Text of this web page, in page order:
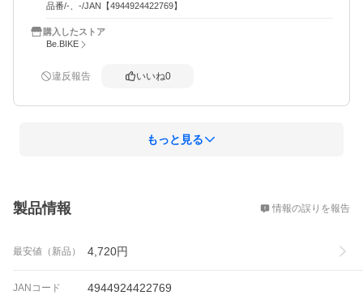
品番/-、-/JAN【4944924422769】
購入したストア
Be.BIKE
違反報告 いいね0
もっと見る
製品情報 情報の誤りを報告
最安値（新品） 4,720円
JANコード 4944924422769